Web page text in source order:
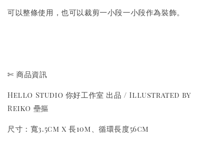
可以整條使用，也可以裁剪一小段一小段作為裝飾。
✄ 商品資訊
Hello Studio 你好工作室 出品 / Illustrated by
Reiko 壘摳
尺寸：寬3.5cm x 長10m、循環長度56cm